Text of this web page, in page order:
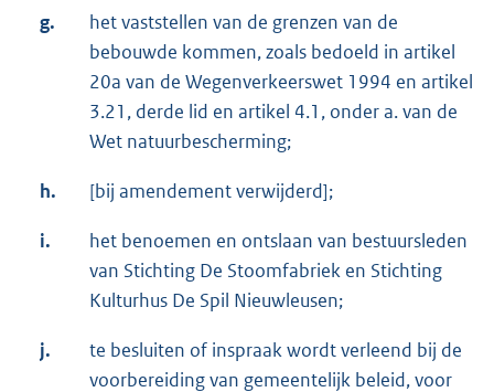
g.
het vaststellen van de grenzen van de
bebouwde kommen, zoals bedoeld in artikel
20a van de Wegenverkeerswet 1994 en artikel
3.21, derde lid en artikel 4.1, onder a. van de
Wet natuurbescherming;
h. [bij amendement verwijderd];
i.
het benoemen en ontslaan van bestuursleden
van Stichting De Stoomfabriek en Stichting
Kulturhus De Spil Nieuwleusen;
j.
te besluiten of inspraak wordt verleend bij de
voorbereiding van gemeentelijk beleid, voor